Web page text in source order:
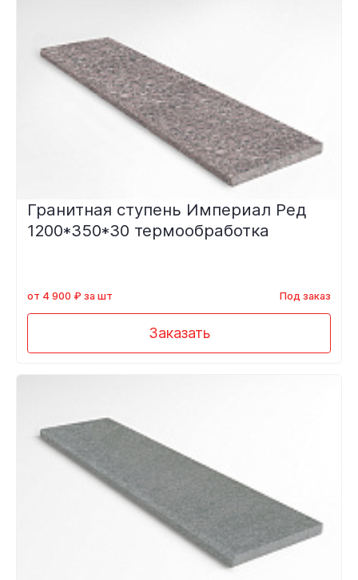
Гранитная ступень Империал Ред
1200*350*30 термообработка
от 4 900 ₽ за шт Под заказ
Заказать